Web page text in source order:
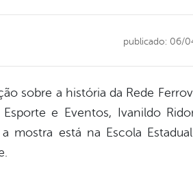
publicado: 06/
sobre a história da Rede
Esporte e Eventos, Ivanildo
a mostra está na Escola